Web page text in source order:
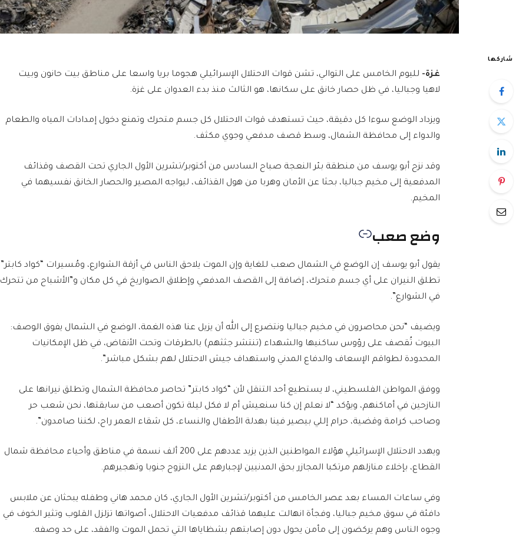
شاركها
غزة- لليوم الخامس على التوالي، تشن قوات الاحتلال الإسرائيلي هجوما بريا واسعا على مناطق بيت حانون وبيت
لاهيا وجباليا، في ظل حصار خانق على سكانها، هو الثالث منذ بدء العدوان على غزة.
ويزداد الوضع سوءا كل دقيقة، حيث تستهدف قوات الاحتلال كل جسم متحرك وتمنع دخول إمدادات المياه والطعام
والدواء إلى محافظة الشمال، وسط قصف مدفعي وجوي مكثف.
وقد نزح أبو يوسف من منطقة بئر النعجة صباح السادس من أكتوبر/تشرين الأول الجاري تحت القصف وقذائف
المدفعية إلى مخيم جباليا، بحثا عن الأمان وهربا من هول القذائف، ليواجه المصير والحصار الخانق نفسيهما في
المخيم.
وضع صعب
يقول أبو يوسف إن الوضع في الشمال صعب للغاية وإن الموت يلاحق الناس في أزقة الشوارع، ومُسيرات “كواد كابتر”
تطلق النيران على أي جسم متحرك، إضافة إلى القصف المدفعي وإطلاق الصواريخ في كل مكان و”الأشباح من تتحرك
في الشوارع”.
ويضيف “نحن محاصرون في مخيم جباليا ونتضرع إلى الله أن يزيل عنا هذه الغمة، الوضع في الشمال يفوق الوصف:
البيوت تُقصف على رؤوس ساكنيها والشهداء (تنتشر جثثهم) بالطرقات وتحت الأنقاض، في ظل الإمكانيات
المحدودة لطواقم الإسعاف والدفاع المدني واستهداف جيش الاحتلال لهم بشكل مباشر”.
ووفق المواطن الفلسطيني، لا يستطيع أحد التنقل لأن “كواد كابتر” تحاصر محافظة الشمال وتطلق نيرانها على
النازحين في أماكنهم، ويؤكد “لا نعلم إن كنا سنعيش أم لا فكل ليلة تكون أصعب من سابقتها، نحن شعب حر
وصاحب كرامة وقضية، حرام إللي بيصير فينا بهدلة الأطفال والنساء، كل شقاء العمر راح، لكننا صامدون”.
ويهدد الاحتلال الإسرائيلي هؤلاء المواطنين الذين يزيد عددهم على 200 ألف نسمة في مناطق وأحياء محافظة شمال
القطاع، بإخلاء منازلهم مرتكبا المجازر بحق المدنيين لإجبارهم على النزوح جنوبا وتهجيرهم.
وفي ساعات المساء بعد عصر الخامس من أكتوبر/تشرين الأول الجاري، كان محمد هاني وطفله يبحثان عن ملابس
دافئة في سوق مخيم جباليا، وفجأة انهالت عليهما قذائف مدفعيات الاحتلال، أصواتها تزلزل القلوب وتثير الخوف في
وجوه الناس وهم يركضون إلى مأمن يحول دون إصابتهم بشظاياها التي تحمل الموت والفقد، على حد وصفه.